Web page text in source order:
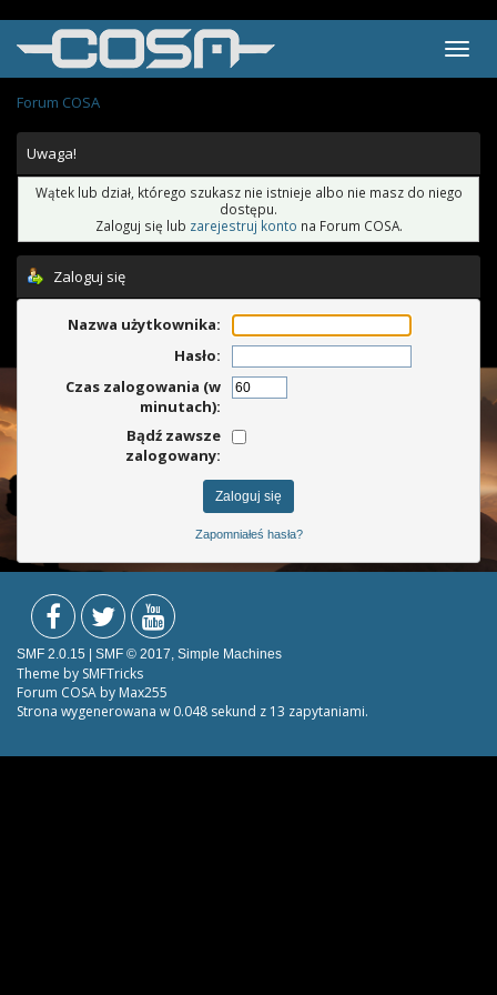
Forum COSA
Uwaga!
Wątek lub dział, którego szukasz nie istnieje albo nie masz do niego
dostępu.
Zaloguj się lub zarejestruj konto na Forum COSA.
Zaloguj się
Nazwa użytkownika:
Hasło:
Czas zalogowania (w
minutach):
Bądź zawsze
zalogowany:
Zapomniałeś hasła?
SMF 2.0.15 | SMF © 2017 Simple Machines
Theme by SMFTricks
Forum COSA by Max255
Strona wygenerowana w 0.048 sekund z 13 zapytaniami.